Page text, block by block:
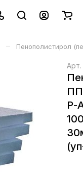
– Пенополистирол
Арт.
Р-